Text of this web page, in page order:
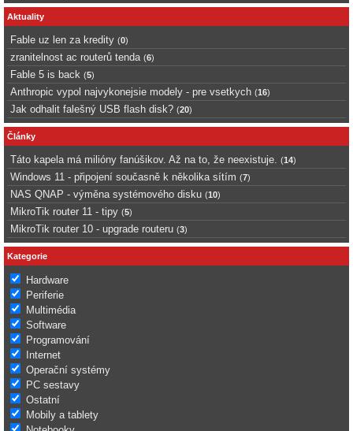
Aktuality
Fable uz len za kredity (0)
zranitelnost ac routerů tenda (6)
Fable 5 is back (5)
Anthropic vypol najvykonejsie modely - pre vsetkych (16)
Jak odhalit falešný USB flash disk? (20)
Články
Táto kapela má milióny fanúšikov. Až na to, že neexistuje. (14)
Windows 11 - připojení současně k několika sítím (7)
NAS QNAP - výměna systémového disku (10)
MikroTik router 11 - tipy (5)
MikroTik router 10 - upgrade routeru (3)
Kategorie
Hardware
Periferie
Multimédia
Software
Programování
Internet
Operační systémy
PC sestavy
Ostatní
Mobily a tablety